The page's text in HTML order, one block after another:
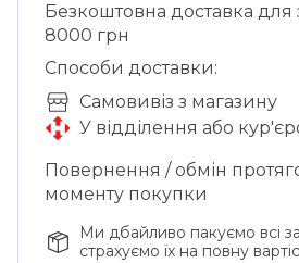
Безкоштовна доставка для
8000 грн
Способи доставки:
Cамовивіз з магазину
У відділення або
Повернення / обмін
моменту покупки
Ми дбайливо пакуємо всі
страхуємо їх на повну